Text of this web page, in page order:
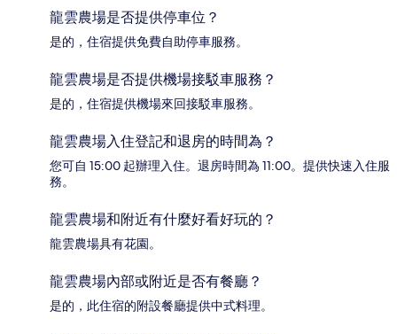
龍雲農場是否提供停車位？
是的，住宿提供免費自助停車服務。
龍雲農場是否提供機場接駁車服務？
是的，住宿提供機場來回接駁車服務。
龍雲農場入住登記和退房的時間為？
您可自 15:00 起辦理入住。退房時間為 11:00。提供快速入住服
務。
龍雲農場和附近有什麼好看好玩的？
龍雲農場具有花園。
龍雲農場內部或附近是否有餐廳？
是的，此住宿的附設餐廳提供中式料理。